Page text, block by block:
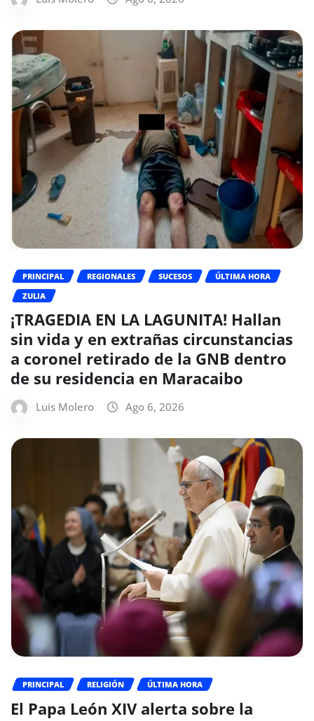
PRINCIPAL REGIONALES SUCESOS
ÚLTIMA HORA
ZULIA
¡TRAGEDIA EN LA LAGUNITA! Hallan
sin vida y en extrañas circunstancias
a coronel retirado de la GNB dentro
de su residencia en Maracaibo
Luis Molero Ago 6, 2026
PRINCIPAL RELIGIÓN ÚLTIMA HORA
El Papa León XIV alerta sobre la